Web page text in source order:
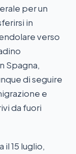
per un
in
verso
Spagna,
di seguire
e
da fuori
il 15 luglio,